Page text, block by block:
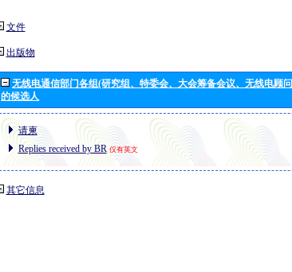
文件
出版物
无线电通信部门各组(研究组、特委会、大会筹备会议、无线电顾
的候选人
请柬
Replies received by BR 仅有英文
其它信息